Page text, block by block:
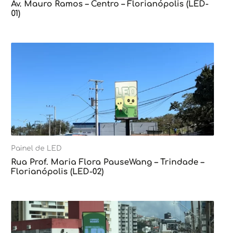
Av. Mauro Ramos – Centro – Florianópolis (LED-
01)
Painel de LED
Rua Prof. Maria Flora PauseWang – Trindade –
Florianópolis (LED-02)